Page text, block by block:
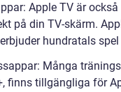
Apple TV är
på din TV-skärm.
hundratals
Många
finns tillgängliga för